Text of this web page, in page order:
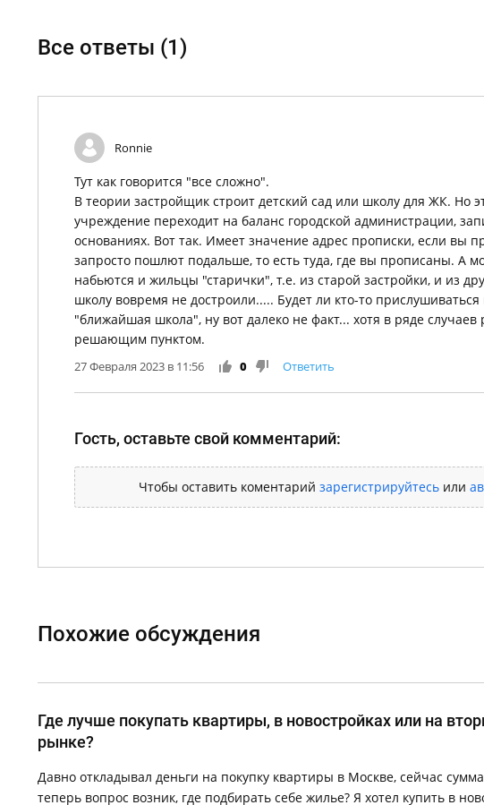
Все ответы (1)
Ronnie
Тут как говорится "все сложно".
В теории застройщик строит детский сад или школу для ЖК. Но
учреждение переходит на баланс городской администрации,
основаниях. Вот так. Имеет значение адрес прописки, если вы
запросто пошлют подальше, то есть туда, где вы прописаны. А
набьются и жильцы "старички", т.е. из старой застройки, и из
школу вовремя не достроили..... Будет ли кто-то
"ближайшая школа", ну вот далеко не факт... хотя в ряде случаев
решающим пунктом.
27 Февраля 2023 в 11:56 0 Ответить
Гость, оставьте свой комментарий:
Чтобы оставить коментарий зарегистрируйтесь или
Похожие обсуждения
Где лучше покупать квартиры, в новостройках или на
рынке?
Давно откладывал деньги на покупку квартиры в Москве, сейчас
теперь вопрос возник, где подбирать себе жилье? Я хотел купить в